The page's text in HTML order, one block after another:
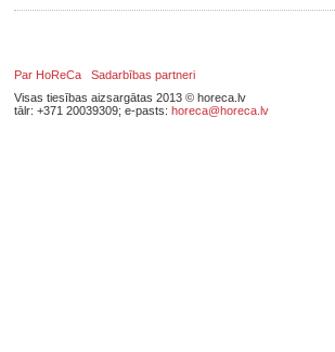
Par HoReCa
Sadarbības partneri
Visas tiesības aizsargātas 2013 © horeca.lv
tālr: +371 20039309; e-pasts: horeca@horeca.lv